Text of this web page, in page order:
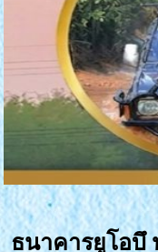
ธนาคารยูโอบึ